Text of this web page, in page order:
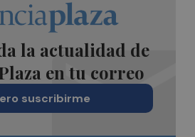
la actualidad de
en tu correo
suscribirme